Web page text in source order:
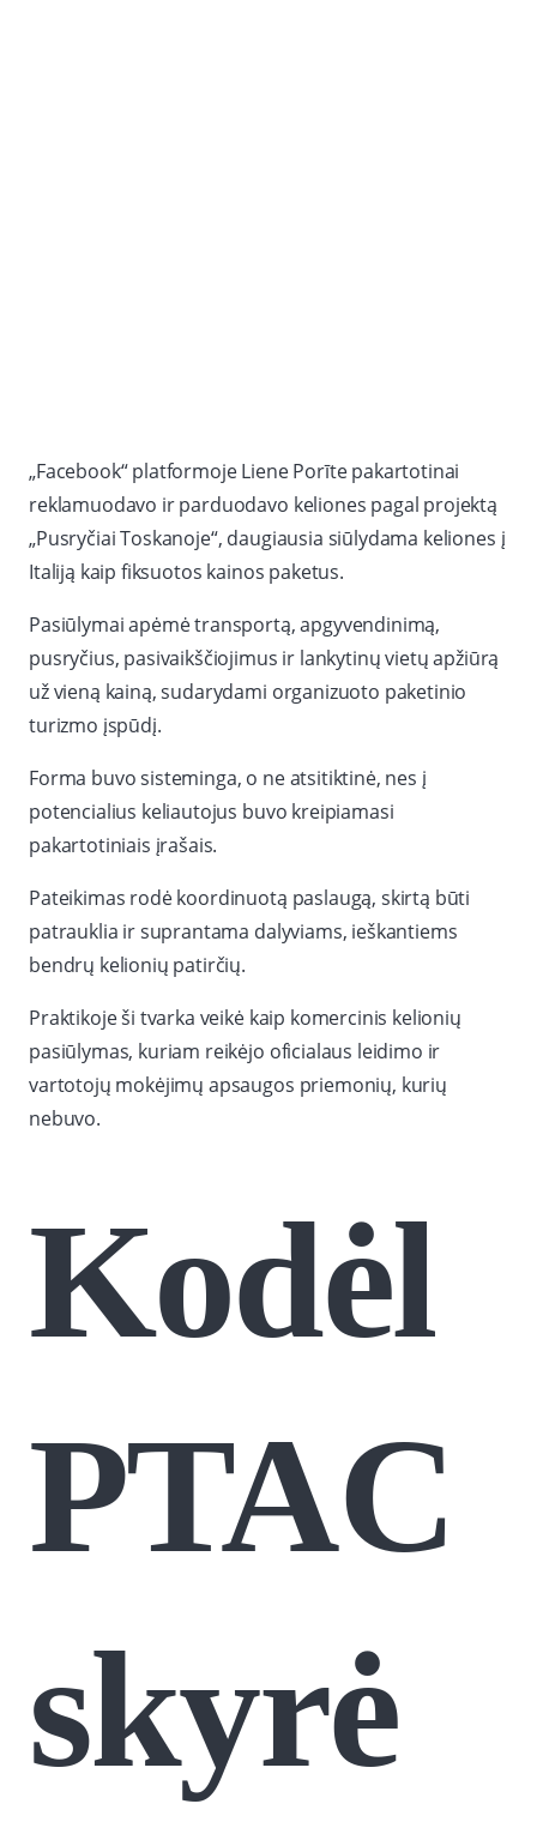
„Facebook“ platformoje Liene Porīte pakartotinai
reklamuodavo ir parduodavo keliones pagal projektą
„Pusryčiai Toskanoje“, daugiausia siūlydama keliones į
Italiją kaip fiksuotos kainos paketus.
Pasiūlymai apėmė transportą, apgyvendinimą,
pusryčius, pasivaikščiojimus ir lankytinų vietų apžiūrą
už vieną kainą, sudarydami organizuoto paketinio
turizmo įspūdį.
Forma buvo sisteminga, o ne atsitiktinė, nes į
potencialius keliautojus buvo kreipiamasi
pakartotiniais įrašais.
Pateikimas rodė koordinuotą paslaugą, skirtą būti
patrauklia ir suprantama dalyviams, ieškantiems
bendrų kelionių patirčių.
Praktikoje ši tvarka veikė kaip komercinis kelionių
pasiūlymas, kuriam reikėjo oficialaus leidimo ir
vartotojų mokėjimų apsaugos priemonių, kurių
nebuvo.
Kodėl
PTAC
skyrė